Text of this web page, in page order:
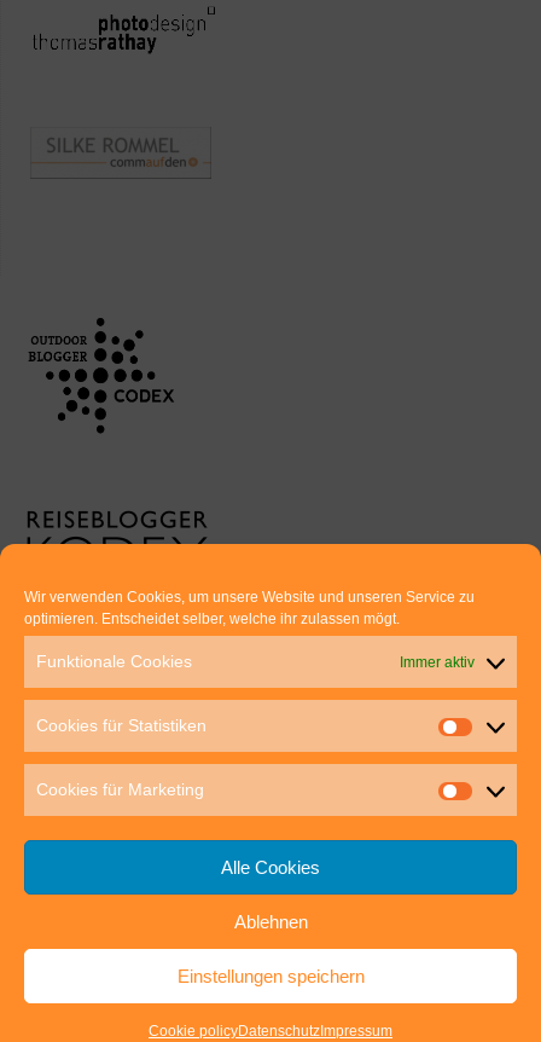
Wir verwenden Cookies, um unsere Website und unseren Service zu
optimieren. Entscheidet selber, welche ihr zulassen mögt.
Funktionale Cookies Immer aktiv
Cookies für Statistiken
Cookies für Marketing
Alle Cookies
Ablehnen
Einstellungen speichern
Cookie policyDatenschutz Impressum
Euer direkter Draht zu uns:
Thomas Rathay und Silke Rommel
70563 Stuttgart
post@outdoor-hochgenuss.de
IMPRESSUM DATENSCHUTZ
outdoor-hochgenuss.de| Präsentiert vonMantra&WordPress.